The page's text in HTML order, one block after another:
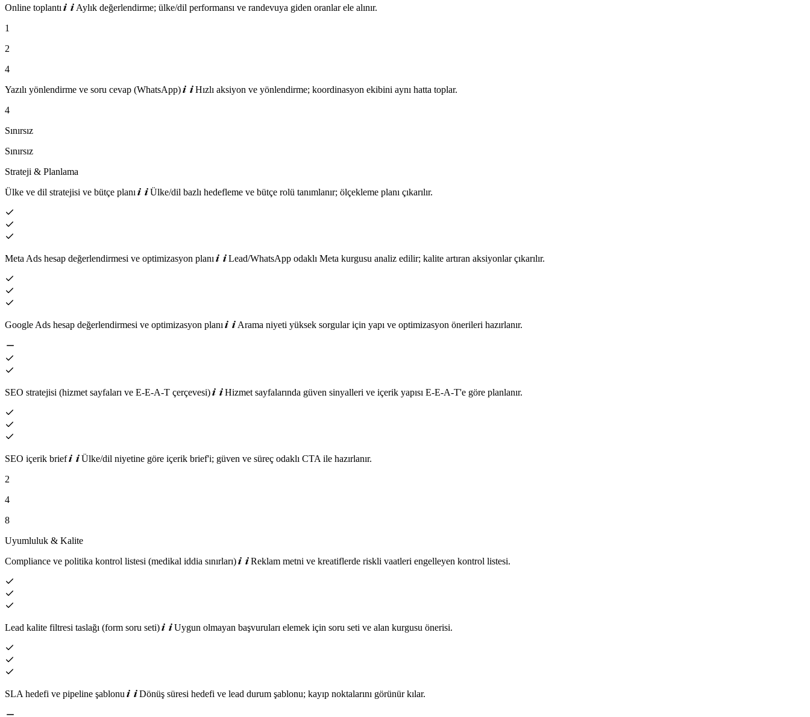
Online toplantı
Aylık değerlendirme; ülke/dil performansı ve randevuya giden oranlar ele alınır.
1
2
4
Yazılı yönlendirme ve soru cevap (WhatsApp)
Hızlı aksiyon ve yönlendirme; koordinasyon ekibini aynı hatta toplar.
4
Sınırsız
Sınırsız
Strateji & Planlama
Ülke ve dil stratejisi ve bütçe planı
Ülke/dil bazlı hedefleme ve bütçe rolü tanımlanır; ölçekleme planı çıkarılır.
Meta Ads hesap değerlendirmesi ve optimizasyon planı Lead/WhatsApp odaklı Meta kurgusu analiz edilir; kalite artıran aksiyonlar çıkarılır.
Google Ads hesap değerlendirmesi ve optimizasyon planı Arama niyeti yüksek sorgular için yapı ve optimizasyon önerileri hazırlanır.
SEO stratejisi (hizmet sayfaları ve E-E-A-T çerçevesi) Hizmet sayfalarında güven sinyalleri ve içerik yapısı E-E-A-T'e göre planlanır.
SEO içerik brief
Ülke/dil niyetine göre içerik brief'i; güven ve süreç odaklı CTA ile hazırlanır.
2
4
8
Uyumluluk & Kalite
Compliance ve politika kontrol listesi (medikal iddia sınırları)
Reklam metni ve kreatiflerde riskli vaatleri engelleyen kontrol listesi.
Lead kalite filtresi taslağı (form soru seti) Uygun olmayan başvuruları elemek için soru seti ve alan kurgusu önerisi.
SLA hedefi ve pipeline şablonu Dönüş süresi hedefi ve lead durum şablonu; kayıp noktalarını görünür kılar.